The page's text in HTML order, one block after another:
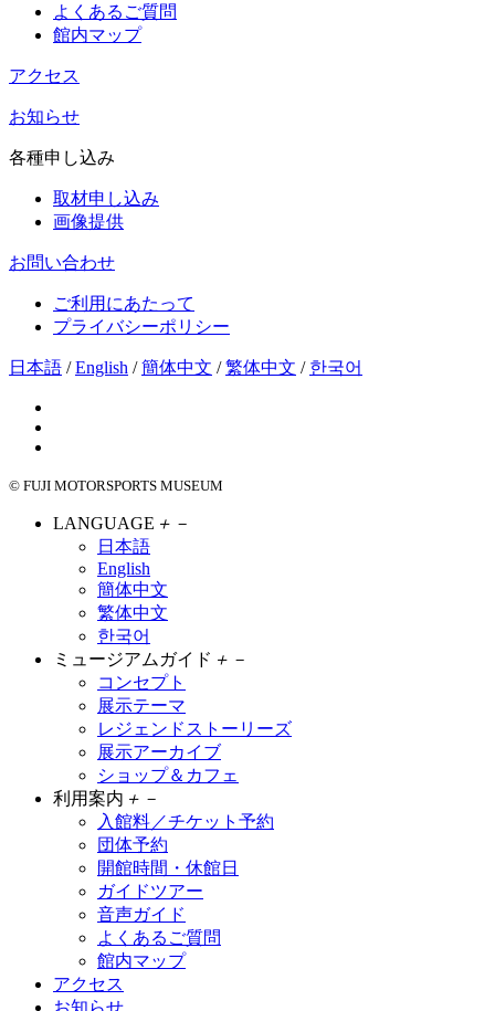
よくあるご質問
館内マップ
アクセス
お知らせ
各種申し込み
取材申し込み
画像提供
お問い合わせ
ご利用にあたって
プライバシーポリシー
日本語 /English /簡体中文 /繁体中文 / 한국어
© FUJI MOTORSPORTS MUSEUM
LANGUAGE ＋ －
日本語
English
簡体中文
繁体中文
한국어
ミュージアムガイド ＋ －
コンセプト
展示テーマ
レジェンドストーリーズ
展示アーカイブ
ショップ＆カフェ
利用案内 ＋ －
入館料／チケット予約
団体予約
開館時間・休館日
ガイドツアー
音声ガイド
よくあるご質問
館内マップ
アクセス